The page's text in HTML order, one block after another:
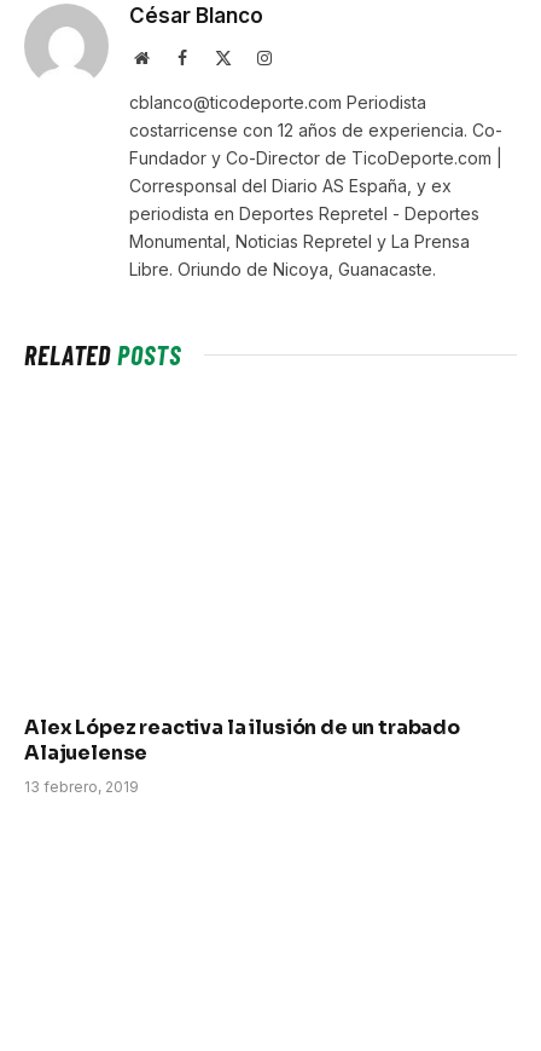
César Blanco
WebsiteFacebook Instagram
cblanco@ticodeporte.com Periodista
costarricense con 12 años de experiencia. Co-
Fundador y Co-Director de TicoDeporte.com |
Corresponsal del Diario AS España, y ex
periodista en Deportes Repretel - Deportes
Monumental, Noticias Repretel y La Prensa
Libre. Oriundo de Nicoya, Guanacaste.
RELATEDPOSTS
Alex López reactiva la ilusión de un trabado
Alajuelense
13 febrero, 2019